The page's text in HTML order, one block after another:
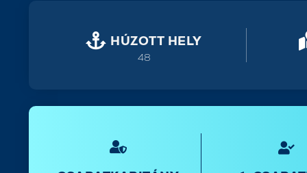
HÚZOTT HELY
48